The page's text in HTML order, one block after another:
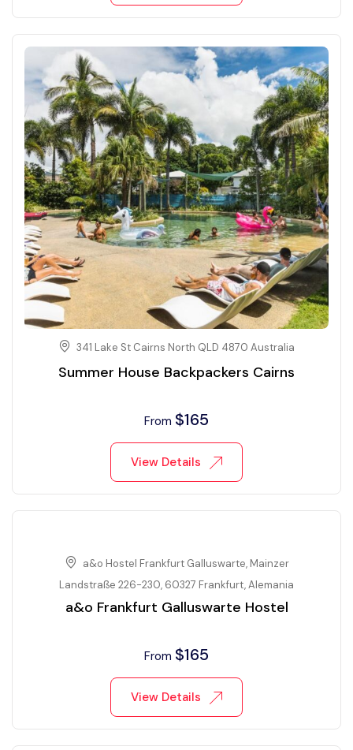
341 Lake St Cairns North QLD 4870 Australia
Summer House Backpackers Cairns
From $165
View Details
a&o Hostel Frankfurt Galluswarte, Mainzer
Landstraße 226-230, 60327 Frankfurt, Alemania
a&o Frankfurt Galluswarte Hostel
From $165
View Details